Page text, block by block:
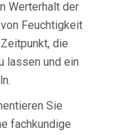
Werterhalt der
Feuchtigkeit
die
lassen und ein
Sie
fachkundige